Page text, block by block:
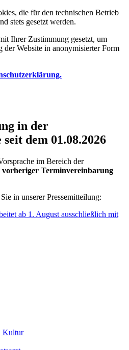
die für den technischen Betrieb
stets gesetzt werden.
Ihrer Zustimmung gesetzt, um
der Website in anonymisierter Form
in der
dem 01.08.2026
im Bereich der
vorheriger Terminvereinbarung
in unserer Pressemitteilung:
ab 1. August ausschließlich mit
Kultur